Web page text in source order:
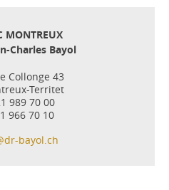
MONTREUX
Charles Bayol
Collonge 43
Territet
989 70 00
966 70 10
bayol.ch